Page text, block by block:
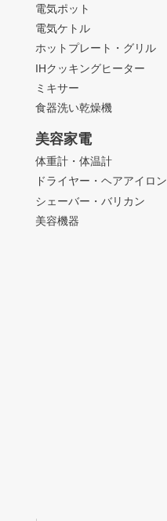
電気ポット
電気ケトル
ホットプレート・グリル
IHクッキングヒーター
ミキサー
食器洗い乾燥機
美容家電
体重計・体温計
ドライヤー・ヘアアイロン
シェーバー・バリカン
美容機器